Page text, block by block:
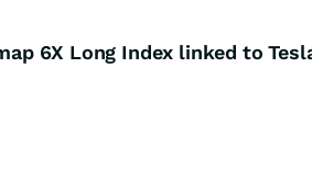
6X Long Index linked to